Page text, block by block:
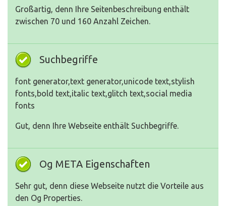
Großartig, denn Ihre Seitenbeschreibung enthält
zwischen 70 und 160 Anzahl Zeichen.
Suchbegriffe
font generator,text generator,unicode text,stylish
fonts,bold text,italic text,glitch text,social media
fonts
Gut, denn Ihre Webseite enthält Suchbegriffe.
Og META Eigenschaften
Sehr gut, denn diese Webseite nutzt die Vorteile aus
den Og Properties.